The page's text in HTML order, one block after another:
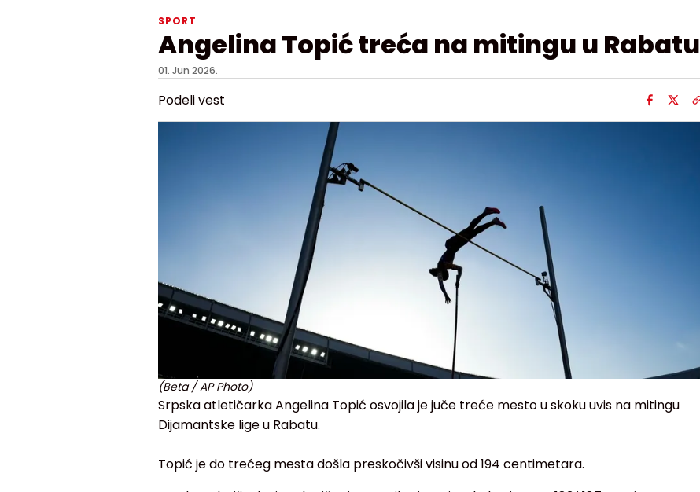
SPORT
Angelina Topić treća na mitingu u Rabatu
01. Jun 2026.
Podeli vest
(Beta / AP Photo)
Srpska atletičarka Angelina Topić osvojila je juče treće mesto u skoku uvis na mitingu
Dijamantske lige u Rabatu.
Topić je do trećeg mesta došla preskočivši visinu od 194 centimetara.